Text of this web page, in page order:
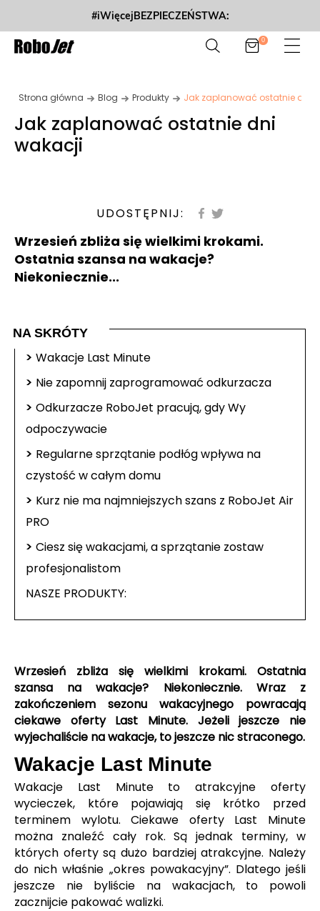
#iWięcejBEZPIECZEŃSTWA:
0
Strona główna Blog Produkty Jak zaplanować ostatnie dni
Jak zaplanować ostatnie dni
wakacji
UDOSTĘPNIJ:
Wrzesień zbliża się wielkimi krokami.
Ostatnia szansa na wakacje?
Niekoniecznie...
NA SKRÓTY
> Wakacje Last Minute
> Nie zapomnij zaprogramować odkurzacza
> Odkurzacze RoboJet pracują, gdy Wy
odpoczywacie
> Regularne sprzątanie podłóg wpływa na
czystość w całym domu
> Kurz nie ma najmniejszych szans z RoboJet Air
PRO
> Ciesz się wakacjami, a sprzątanie zostaw
profesjonalistom
NASZE PRODUKTY:
Wrzesień zbliża się wielkimi krokami. Ostatnia
szansa na wakacje? Niekoniecznie. Wraz z
zakończeniem sezonu wakacyjnego powracają
ciekawe oferty Last Minute. Jeżeli jeszcze nie
wyjechaliście na wakacje, to jeszcze nic straconego.
Wakacje Last Minute
Wakacje Last Minute to atrakcyjne oferty
wycieczek, które pojawiają się krótko przed
terminem wylotu. Ciekawe oferty Last Minute
można znaleźć cały rok. Są jednak terminy, w
których oferty są dużo bardziej atrakcyjne. Należy
do nich właśnie „okres powakacyjny”. Dlatego jeśli
jeszcze nie byliście na wakacjach, to powoli
zacznijcie pakować walizki.